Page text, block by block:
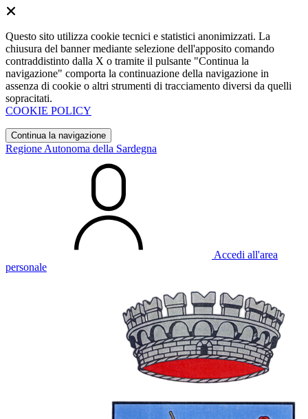
Questo sito utilizza cookie tecnici e statistici anonimizzati. La
chiusura del banner mediante selezione dell'apposito comando
contraddistinto dalla X o tramite il pulsante "Continua la
navigazione" comporta la continuazione della navigazione in
assenza di cookie o altri strumenti di tracciamento diversi da quelli
sopracitati.
COOKIE POLICY
Continua la navigazione
Regione Autonoma della Sardegna
Accedi all'area
personale